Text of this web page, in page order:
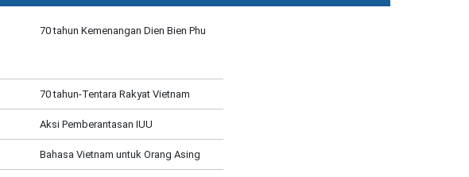
70 tahun Kemenangan Dien Bien Phu
70 tahun-Tentara Rakyat Vietnam
Aksi Pemberantasan IUU
Bahasa Vietnam untuk Orang Asing